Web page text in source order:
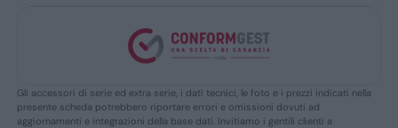
Gli accessori di serie ed extra serie, i dati tecnici, le foto e i prezzi indicati nella
presente scheda potrebbero riportare errori e omissioni dovuti ad
aggiornamenti e integrazioni della base dati. Invitiamo i gentili clienti a